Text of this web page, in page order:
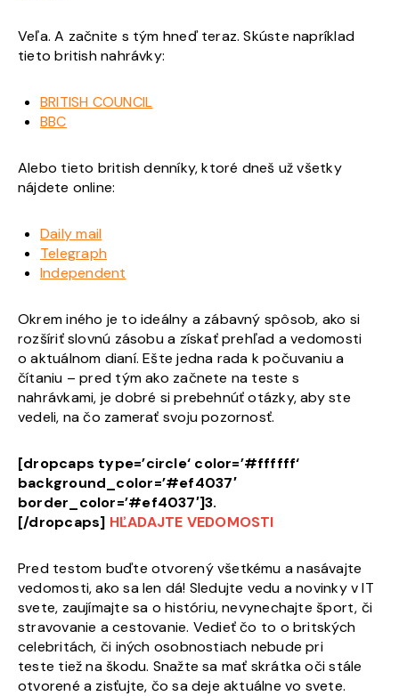
Veľa. A začnite s tým hneď teraz. Skúste napríklad
tieto british nahrávky:
BRITISH COUNCIL
BBC
Alebo tieto british denníky, ktoré dneš už všetky
nájdete online:
Daily mail
Telegraph
Independent
Okrem iného je to ideálny a zábavný spôsob, ako si
rozšíriť slovnú zásobu a získať prehľad a vedomosti
o aktuálnom dianí. Ešte jedna rada k počuvaniu a
čítaniu – pred tým ako začnete na teste s
nahrávkami, je dobré si prebehnúť otázky, aby ste
vedeli, na čo zamerať svoju pozornosť.
[dropcaps type=’circle‘ color=’#ffffff‘
background_color=’#ef4037′
border_color=’#ef4037′]3.
[/dropcaps] HĽADAJTE VEDOMOSTI
Pred testom buďte otvorený všetkému a nasávajte
vedomosti, ako sa len dá! Sledujte vedu a novinky v IT
svete, zaujímajte sa o históriu, nevynechajte šport, či
stravovanie a cestovanie. Vedieť čo to o britských
celebritách, či iných osobnostiach nebude pri
teste tiež na škodu. Snažte sa mať skrátka oči stále
otvorené a zisťujte, čo sa deje aktuálne vo svete.